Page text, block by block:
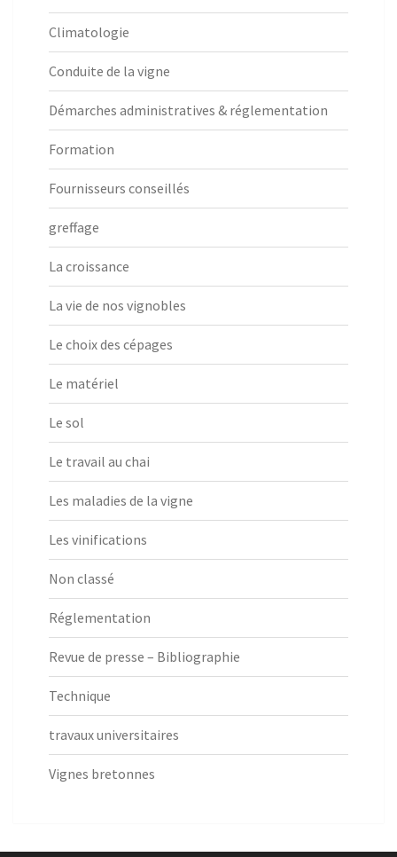
Climatologie
Conduite de la vigne
Démarches administratives & réglementation
Formation
Fournisseurs conseillés
greffage
La croissance
La vie de nos vignobles
Le choix des cépages
Le matériel
Le sol
Le travail au chai
Les maladies de la vigne
Les vinifications
Non classé
Réglementation
Revue de presse – Bibliographie
Technique
travaux universitaires
Vignes bretonnes